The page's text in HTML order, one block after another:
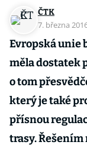
ČTK
7. března
Evropská unie
měla dostatek
o tom
který je také
přísnou
trasy. Řešením